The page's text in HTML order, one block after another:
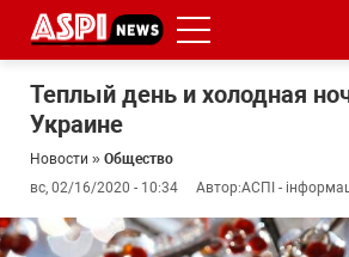
Теплый день и холодная
Украине
Новости » Общество
вс, 02/16/2020 - 10:34
Автор:АСПІ -